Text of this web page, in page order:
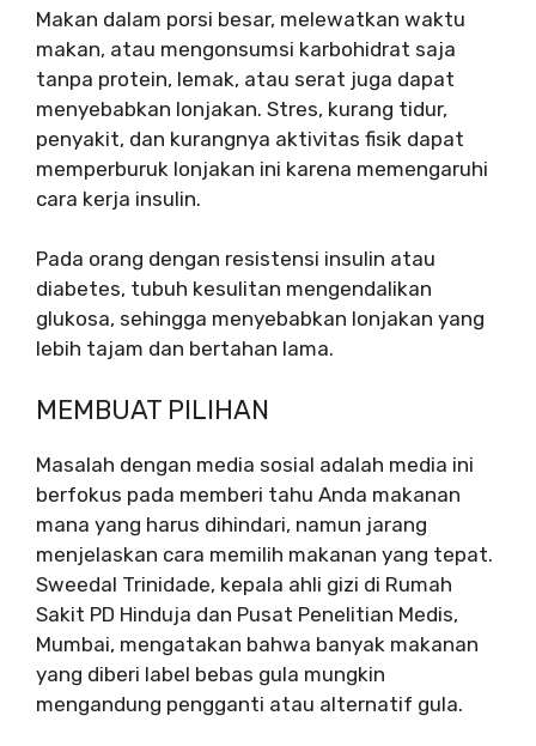
Makan dalam porsi besar, melewatkan waktu
makan, atau mengonsumsi karbohidrat saja
tanpa protein, lemak, atau serat juga dapat
menyebabkan lonjakan. Stres, kurang tidur,
penyakit, dan kurangnya aktivitas fisik dapat
memperburuk lonjakan ini karena memengaruhi
cara kerja insulin.
Pada orang dengan resistensi insulin atau
diabetes, tubuh kesulitan mengendalikan
glukosa, sehingga menyebabkan lonjakan yang
lebih tajam dan bertahan lama.
MEMBUAT PILIHAN
Masalah dengan media sosial adalah media ini
berfokus pada memberi tahu Anda makanan
mana yang harus dihindari, namun jarang
menjelaskan cara memilih makanan yang tepat.
Sweedal Trinidade, kepala ahli gizi di Rumah
Sakit PD Hinduja dan Pusat Penelitian Medis,
Mumbai, mengatakan bahwa banyak makanan
yang diberi label bebas gula mungkin
mengandung pengganti atau alternatif gula.